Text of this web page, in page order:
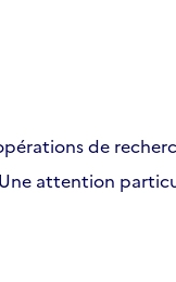
de
attention